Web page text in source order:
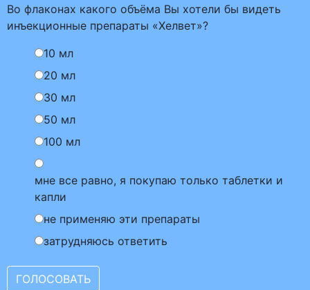
Во флаконах какого объёма Вы хотели бы видеть
инъекционные препараты «Хелвет»?
10 мл
20 мл
30 мл
50 мл
100 мл
мне все равно, я покупаю только таблетки и
капли
не применяю эти препараты
затрудняюсь ответить